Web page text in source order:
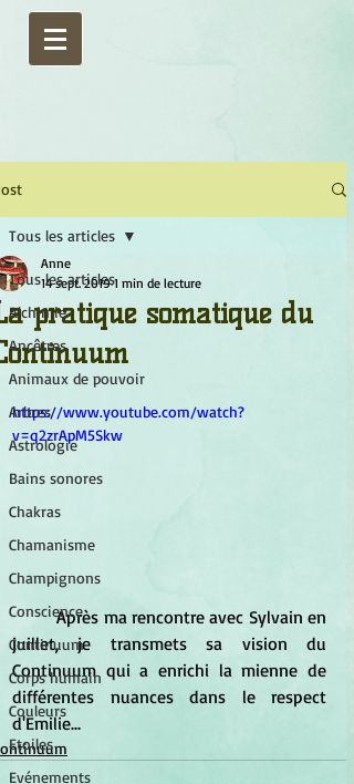
Tous les articles
Alchimie
Ancêtres
Animaux de pouvoir
Arbres
Astrologie
Bains sonores
Chakras
Chamanisme
Champignons
Conscience
Continuum
Corps humain
Couleurs
Etoiles
Evénements
Tous les articles
pratique somatique du
Anne
14 sept. 2019 1 min de lecture
https://www.youtube.com/watch?
v=q2zrApM5Skw
	Après ma rencontre avec Sylvain en
juillet, je transmets sa vision du
Continuum qui a enrichi la mienne de
différentes nuances dans le respect
d'Emilie...